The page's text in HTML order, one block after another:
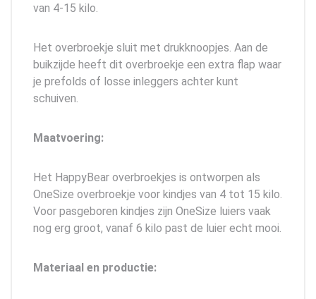
van 4-15 kilo.
Het overbroekje sluit met drukknoopjes. Aan de
buikzijde heeft dit overbroekje een extra flap waar
je prefolds of losse inleggers achter kunt
schuiven.
Maatvoering:
Het HappyBear overbroekjes is ontworpen als
OneSize overbroekje voor kindjes van 4 tot 15 kilo.
Voor pasgeboren kindjes zijn OneSize luiers vaak
nog erg groot, vanaf 6 kilo past de luier echt mooi.
Materiaal en productie: